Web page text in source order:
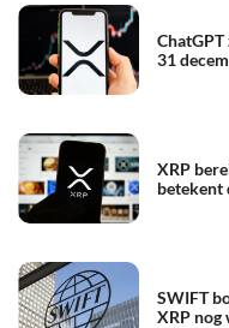
31
XRP
betekent
SWIFT
XRP nog